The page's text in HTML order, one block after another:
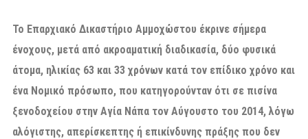
Το Επαρχιακό Δικαστήριο Αμμοχώστου έκρινε σήμερα
ένοχους, μετά από ακροαματική διαδικασία, δύο φυσικά
άτομα, ηλικίας 63 και 33 χρόνων κατά τον επίδικο χρόνο και
ένα Νομικό πρόσωπο, που κατηγορούνταν ότι σε πισίνα
ξενοδοχείου στην Αγία Νάπα τον Αύγουστο του 2014, λόγω
αλόγιστης, απερίσκεπτης ή επικίνδυνης πράξης που δεν